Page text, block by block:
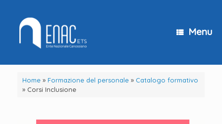
contenuto
Menu
Home» Formazione del personale» Catalogo formativo
» Corsi Inclusione